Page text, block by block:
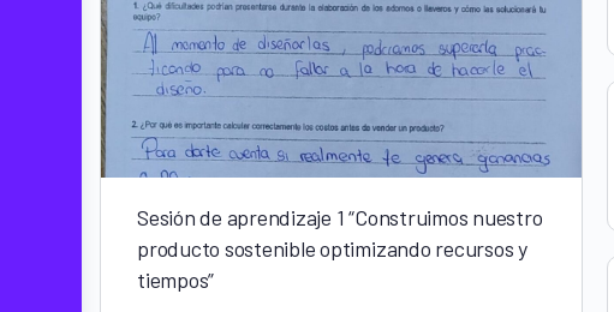
Sesión de aprendizaje 1 “Construimos nuestro
producto sostenible optimizando recursos y
tiempos”